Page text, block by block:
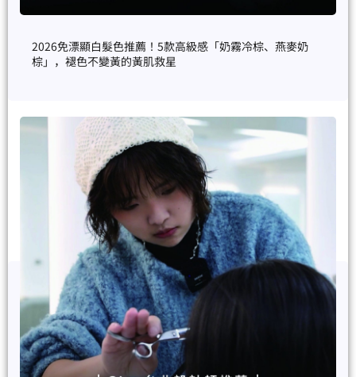
2026免漂顯白髮色推薦！5款高級感「奶霧冷棕、燕麥奶
棕」，褪色不變黃的黃肌救星